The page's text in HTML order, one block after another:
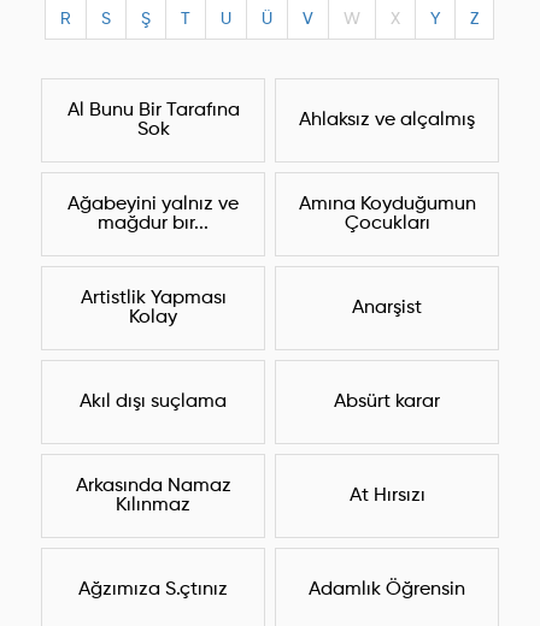
R S Ş U Ü V W X Y Z
Al Bunu Bir Tarafına
Sok
Ahlaksız ve alçalmış
Ağabeyini yalnız ve
mağdur bır...
Amına Koyduğumun
Çocukları
Artistlik Yapması
Kolay
Anarşist
Akıl dışı suçlama Absürt karar
Arkasında Namaz
Kılınmaz
At Hırsızı
Ağzımıza S.çtınız Adamlık Öğrensin